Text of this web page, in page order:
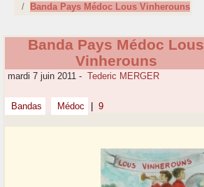
Banda Pays Médoc Lous Vinherouns
Banda Pays Médoc Lous
Vinherouns
mardi 7 juin 2011 - Tederic MERGER
Bandas Médoc 9